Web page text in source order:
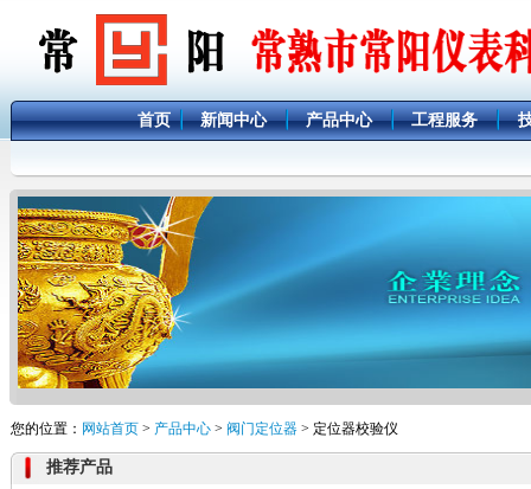
首页 新闻中心 产品中心 工程服务
您的位置： 网站首页> 产品中心> 阀门定位器> 定位器校验仪
推荐产品